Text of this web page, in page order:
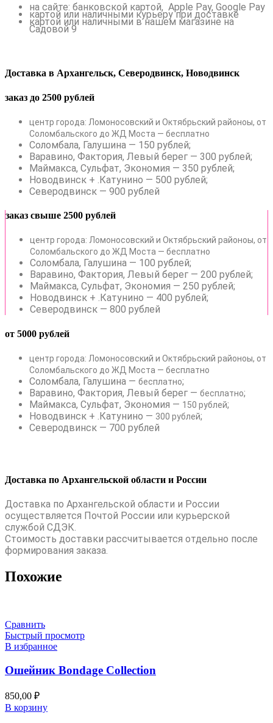
на сайте: банковской картой, Apple Pay, Google Pay
картой или наличными курьеру при доставке
картой или наличными в нашем магазине на
Садовой 9
Доставка в Архангельск, Северодвинск, Новодвинск
заказ до 2500 рублей
центр города: Ломоносовский и Октябрьский районоы, от
Соломбальского до ЖД Моста — бесплатно
Соломбала, Галушина — 150 рублей;
Варавино, Фактория, Левый берег — 300 рублей;
Маймакса, Сульфат, Экономия — 350 рублей;
Новодвинск + .Катунино — 500 рублей;
Северодвинск — 900 рублей
заказ свыше 2500 рублей
центр города: Ломоносовский и Октябрьский районоы, от
Соломбальского до ЖД Моста — бесплатно
Соломбала, Галушина — 100 рублей;
Варавино, Фактория, Левый берег — 200 рублей;
Маймакса, Сульфат, Экономия — 250 рублей;
Новодвинск + .Катунино — 400 рублей;
Северодвинск — 800 рублей
от 5000 рублей
центр города: Ломоносовский и Октябрьский районоы, от
Соломбальского до ЖД Моста — бесплатно
Соломбала, Галушина — бесплатно;
Варавино, Фактория, Левый берег — бесплатно;
Маймакса, Сульфат, Экономия — 150 рублей;
Новодвинск + .Катунино — 300 рублей;
Северодвинск — 700 рублей
Доставка по Архангельской области и России
Доставка по Архангельской области и России
осуществляется Почтой России или курьерской
службой СДЭК.
Стоимость доставки рассчитывается отдельно после
формирования заказа.
Похожие
Сравнить
Быстрый просмотр
В избранное
Ошейник Bondage Collection
850,00 ₽
В корзину